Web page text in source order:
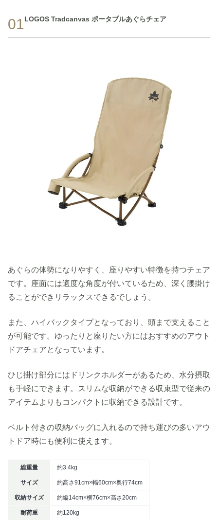
01LOGOS Tradcanvas ポータブルあぐらチェア
あぐらの体勢になりやすく、座りやすい特徴を持つチェア
です。座面には適度な角度が付いているため、深く腰掛け
ることができリラックスできるでしょう。
また、ハイバックタイプとなっており、頭まで支えること
が可能です。ゆったりと座りたい方にはおすすめのアウト
ドアチェアとなっています。
ひじ掛け部分にはドリンクホルダーがあるため、水分摂取
も手軽にできます。スリムな収納ができる収束型で従来の
アイテムよりもコンパクトに収納できる設計です。
ベルト付きの収納バッグに入れるので持ち運びの多いアウ
トドア時にも便利に使えます。
総重量 約3.4kg
サイズ 約高さ91cm×幅60cm×奥行74cm
収納サイズ 約縦14cm×横76cm×高さ20cm
耐荷重 約120kg